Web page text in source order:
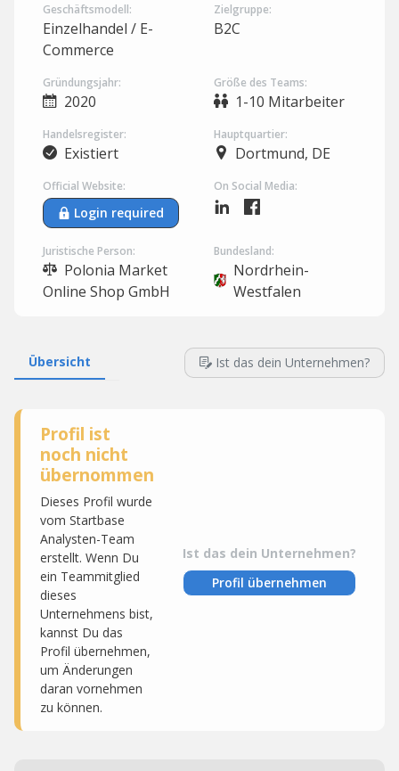
Geschäftsmodell:
Einzelhandel / E-
Commerce
Zielgruppe:
B2C
Gründungsjahr:
2020
Größe des Teams:
1-10 Mitarbeiter
Handelsregister:
Existiert
Hauptquartier:
Dortmund, DE
Official Website:
Login required
On Social Media:
Juristische Person:
Polonia Market
Online Shop GmbH
Bundesland:
Nordrhein-
Westfalen
Übersicht Ist das dein Unternehmen?
Profil ist
noch nicht
übernommen
Dieses Profil wurde
vom Startbase
Analysten-Team
erstellt. Wenn Du
ein Teammitglied
dieses
Unternehmens bist,
kannst Du das
Profil übernehmen,
um Änderungen
daran vornehmen
zu können.
Ist das dein Unternehmen?
Profil übernehmen